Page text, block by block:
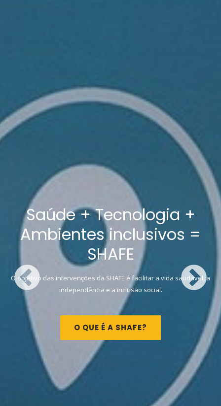
Saúde + Tecnologia +
Ambientes inclusivos =
SHAFE
O objetivo das intervenções da SHAFE é facilitar a vida saudável, a
independência e a inclusão social.
O QUE É A SHAFE?